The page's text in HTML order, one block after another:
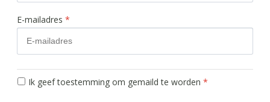
E-mailadres *
Ik geef toestemming om gemaild te worden *